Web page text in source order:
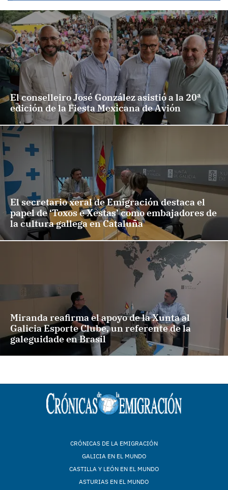
El conselleiro José González asistió a la 20ª
edición de la Fiesta Mexicana de Avión
El secretario xeral de Emigración destaca el
papel de ‘Toxos e Xestas’ como embajadores de
la cultura gallega en Cataluña
Miranda reafirma el apoyo de la Xunta al
Galicia Esporte Clube, un referente de la
galeguidade en Brasil
CRÓNICAS DE LA EMIGRACIÓN
GALICIA EN EL MUNDO
CASTILLA Y LEÓN EN EL MUNDO
ASTURIAS EN EL MUNDO